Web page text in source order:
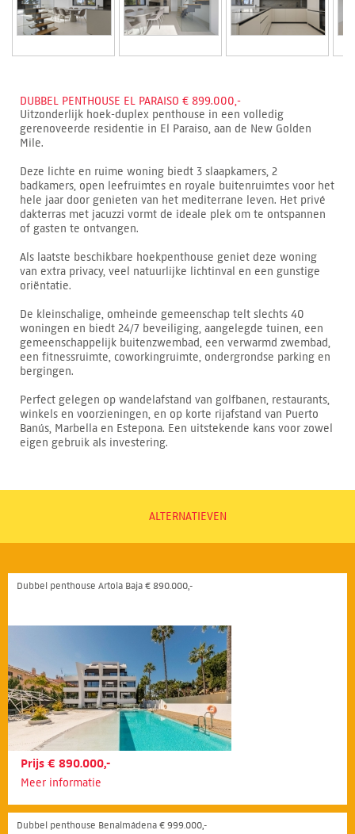
DUBBEL PENTHOUSE EL PARAISO € 899.000,-
Uitzonderlijk hoek-duplex penthouse in een volledig
gerenoveerde residentie in El Paraiso, aan de New Golden
Mile.
Deze lichte en ruime woning biedt 3 slaapkamers, 2
badkamers, open leefruimtes en royale buitenruimtes voor het
hele jaar door genieten van het mediterrane leven. Het privé
dakterras met jacuzzi vormt de ideale plek om te ontspannen
of gasten te ontvangen.
Als laatste beschikbare hoekpenthouse geniet deze woning
van extra privacy, veel natuurlijke lichtinval en een gunstige
oriëntatie.
De kleinschalige, omheinde gemeenschap telt slechts 40
woningen en biedt 24/7 beveiliging, aangelegde tuinen, een
gemeenschappelijk buitenzwembad, een verwarmd zwembad,
een fitnessruimte, coworkingruimte, ondergrondse parking en
bergingen.
Perfect gelegen op wandelafstand van golfbanen, restaurants,
winkels en voorzieningen, en op korte rijafstand van Puerto
Banús, Marbella en Estepona. Een uitstekende kans voor zowel
eigen gebruik als investering.
ALTERNATIEVEN
Dubbel penthouse Artola Baja € 890.000,-
Prijs € 890.000,-
Meer informatie
Dubbel penthouse Benalmádena € 999.000,-